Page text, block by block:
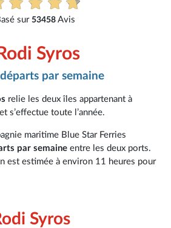
sur 53458 Avis
Syros
par semaine
relie les deux îles appartenant à
s’effectue toute l’année.
maritime Blue Star Ferries
par semaineentre les deux ports.
est estimée à environ 11 heures pour
Syros